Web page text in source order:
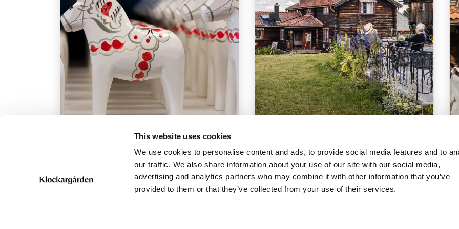
This website uses cookies
We use cookies to personalise content and ads, to provide social media features and to
our traffic. We also share information about your use of our site with our social media,
advertising and analytics partners who may combine it with other information that you’ve
provided to them or that they’ve collected from your use of their services.
Sommar på Hantverksgården. Sommaren
är den tid på året då Hantverksgården
sjuder av liv. Här kan du strosa mellan
charmiga butiker och ateljéer, möta ...
Välkommen till Kafé Bagarstugan, vårt
lilla sommarkafé intill Hantverksgården i
Tällberg. Här kan du slå dig ner för en
fika, en våffla eller en enkla...